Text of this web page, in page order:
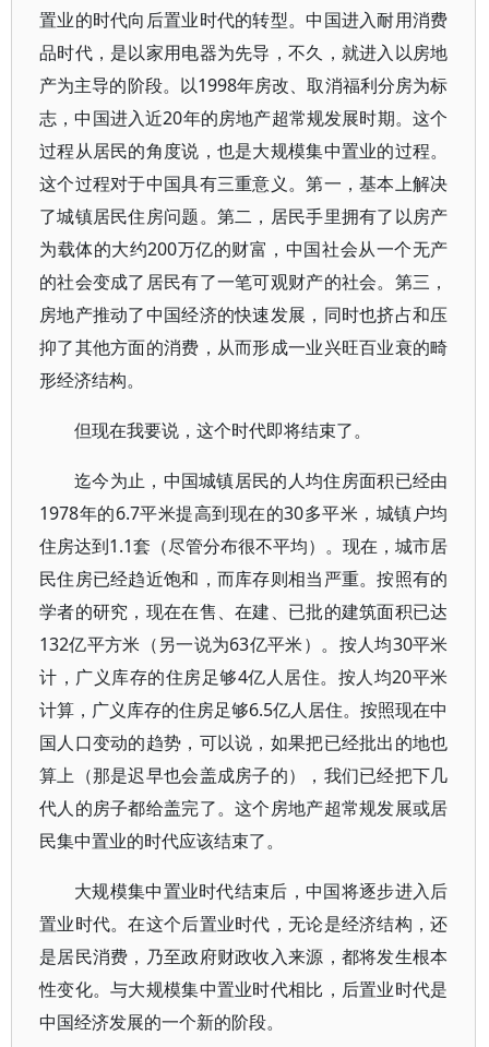
置业的时代向后置业时代的转型。中国进入耐用消费
品时代，是以家用电器为先导，不久，就进入以房地
产为主导的阶段。以1998年房改、取消福利分房为标
志，中国进入近20年的房地产超常规发展时期。这个
过程从居民的角度说，也是大规模集中置业的过程。
这个过程对于中国具有三重意义。第一，基本上解决
了城镇居民住房问题。第二，居民手里拥有了以房产
为载体的大约200万亿的财富，中国社会从一个无产
的社会变成了居民有了一笔可观财产的社会。第三，
房地产推动了中国经济的快速发展，同时也挤占和压
抑了其他方面的消费，从而形成一业兴旺百业衰的畸
形经济结构。
但现在我要说，这个时代即将结束了。
迄今为止，中国城镇居民的人均住房面积已经由
1978年的6.7平米提高到现在的30多平米，城镇户均
住房达到1.1套（尽管分布很不平均）。现在，城市居
民住房已经趋近饱和，而库存则相当严重。按照有的
学者的研究，现在在售、在建、已批的建筑面积已达
132亿平方米（另一说为63亿平米）。按人均30平米
计，广义库存的住房足够4亿人居住。按人均20平米
计算，广义库存的住房足够6.5亿人居住。按照现在中
国人口变动的趋势，可以说，如果把已经批出的地也
算上（那是迟早也会盖成房子的），我们已经把下几
代人的房子都给盖完了。这个房地产超常规发展或居
民集中置业的时代应该结束了。
大规模集中置业时代结束后，中国将逐步进入后
置业时代。在这个后置业时代，无论是经济结构，还
是居民消费，乃至政府财政收入来源，都将发生根本
性变化。与大规模集中置业时代相比，后置业时代是
中国经济发展的一个新的阶段。